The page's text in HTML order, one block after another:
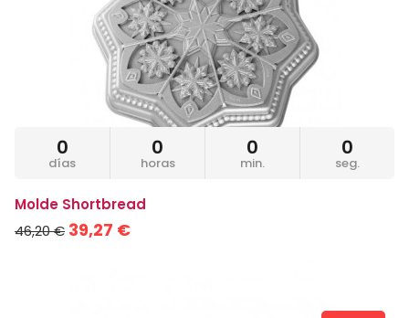
0
días
0
horas
0
min.
0
seg.
Molde Shortbread
46,20 € 39,27 €